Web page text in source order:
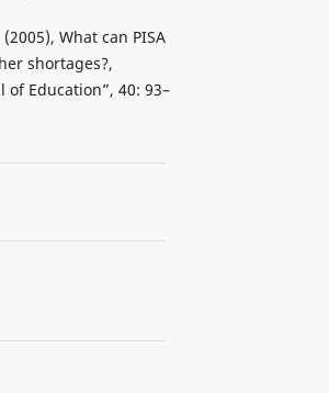
What can PISA
shortages?,
of Education”, 40: 93–